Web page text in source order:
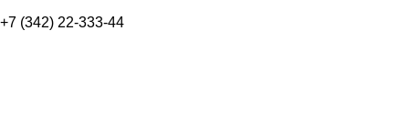
+7 (342) 22-333-44